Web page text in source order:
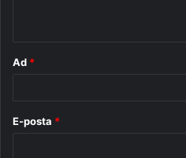
Ad *
E-posta *